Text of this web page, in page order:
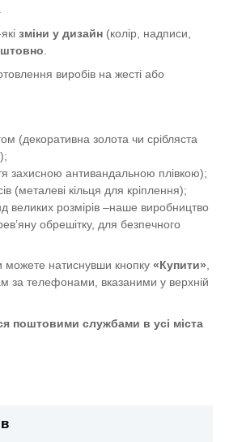
зміни у дизайн (колір, надписи,
виробів на жесті або
(декоративна золота чи срібляста
захисною антивандальною плівкою);
(металеві кільця для кріплення);
великих розмірів –наше виробництво
обрешітку, для безпечного
натиснувши кнопку «Купити»
за телефонами, вказаними у верхній
поштовими службами в усі міста